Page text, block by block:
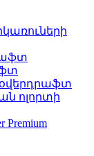
ոլորտի